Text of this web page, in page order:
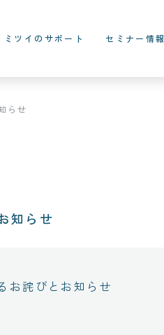
ミツイのサポート セミナー情報
らせ
知らせ
お詫びとお知らせ